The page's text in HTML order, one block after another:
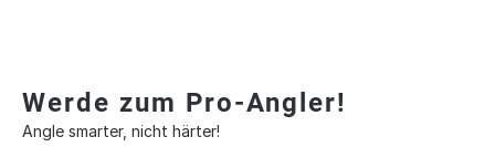
Werde zum Pro-Angler!
Angle smarter, nicht härter!